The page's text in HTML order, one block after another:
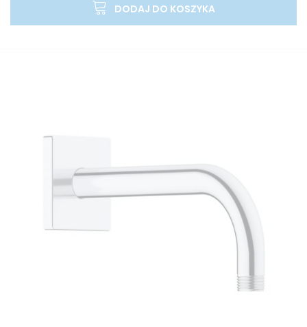
DODAJ DO KOSZYKA